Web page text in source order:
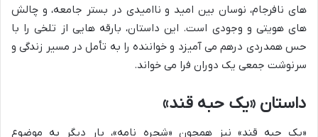
های نافرجام، نوسان بین امید و ناامیدی در بستر جامعه، و چالش
های هویتی و وجودی است. این داستان، بارقه هایی از تلخی را با
حس همدردی درهم می آمیزد و خواننده را به تأمل در مسیر زندگی و
سرنوشت جمعی یک دوران فرا می خواند.
داستان «یک حبه قند»
«یک حبه قند» نیز همچون «شجره نامه»، بار دیگر به موضوع